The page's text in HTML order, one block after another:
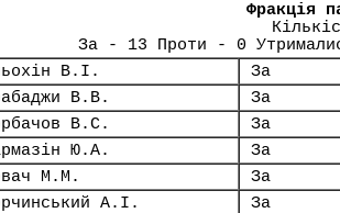
Фракція
За - 13 Проти - 0
В.І.
За
В.В.
За
В.С.
За
Ю.А.
За
М.М.
За
А.І.
За